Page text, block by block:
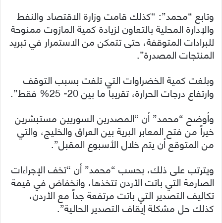
وتابع “محمد”: “كذلك قامت وزارة الاقتصاد والنفط
والإدارة المحلية بالتعاون لزيادة كمية المازوت ممنوحة
للبرادات المتوقفة، حتى تتمكن من الاستمرار في تبريد
المنتجات المصدرة”.
وبلغت كمية الخضراوات التي تلفت بسبب التوقف
وارتفاع درجات الحرارة، تقريباً ما بين 20- 25% فقط”.
وأوضح “محمد” أن “المصدرين السوريين مستبشرين
خيراً من فتح المعابر البرية بين العراق والخليج، والتي
من المتوقع أن يتم خلال الأسبوع المقبل”.
ويترتب على ذلك، بحسب “محمد” أن “تخف الإجراءات
الصارمة التي باتت الأردن تتخذها، وانخفاض في قيمة
تكاليف التصدير التي باتت مرتفعة جداً مع الأردن،
كذلك حل مشكلة إيقاف التصدير الحالية”.